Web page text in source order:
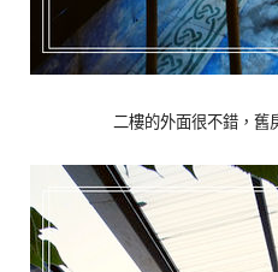
二樓的外面很不錯，舊